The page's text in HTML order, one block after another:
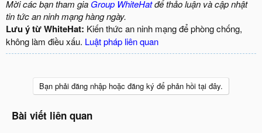
Mời các bạn tham gia Group WhiteHatđể thảo luận và cập nhật
tin tức an ninh mạng hàng ngày.
Lưu ý từ WhiteHat: Kiến thức an ninh mạng để phòng chống,
không làm điều xấu. Luật pháp liên quan
Bạn phải đăng nhập hoặc đăng ký để phản hồi tại đây.
Bài viết liên quan